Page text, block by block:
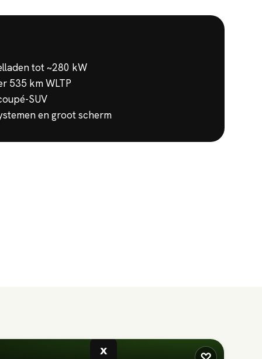
tot ~280 kW
535 km WLTP
SUV
en groot scherm
X